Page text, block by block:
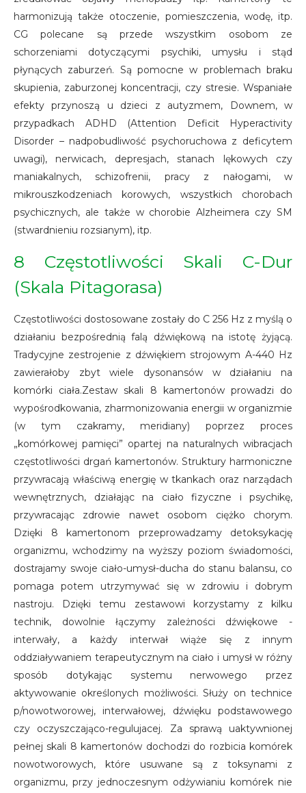
harmonizują także otoczenie, pomieszczenia, wodę, itp.
CG polecane są przede wszystkim osobom ze
schorzeniami dotyczącymi psychiki, umysłu i stąd
płynących zaburzeń. Są pomocne w problemach braku
skupienia, zaburzonej koncentracji, czy stresie. Wspaniałe
efekty przynoszą u dzieci z autyzmem, Downem, w
przypadkach ADHD (Attention Deficit Hyperactivity
Disorder – nadpobudliwość psychoruchowa z deficytem
uwagi), nerwicach, depresjach, stanach lękowych czy
maniakalnych, schizofrenii, pracy z nałogami, w
mikrouszkodzeniach korowych, wszystkich chorobach
psychicznych, ale także w chorobie Alzheimera czy SM
(stwardnieniu rozsianym), itp.
8 Częstotliwości Skali C-Dur
(Skala Pitagorasa)
Częstotliwości dostosowane zostały do C 256 Hz z myślą o
działaniu bezpośrednią falą dźwiękową na istotę żyjącą.
Tradycyjne zestrojenie z dźwiękiem strojowym A-440 Hz
zawierałoby zbyt wiele dysonansów w działaniu na
komórki ciała.Zestaw skali 8 kamertonów prowadzi do
wypośrodkowania, zharmonizowania energii w organizmie
(w tym czakramy, meridiany) poprzez proces
„komórkowej pamięci” opartej na naturalnych wibracjach
częstotliwości drgań kamertonów. Struktury harmoniczne
przywracają właściwą energię w tkankach oraz narządach
wewnętrznych, działając na ciało fizyczne i psychikę,
przywracając zdrowie nawet osobom ciężko chorym.
Dzięki 8 kamertonom przeprowadzamy detoksykację
organizmu, wchodzimy na wyższy poziom świadomości,
dostrajamy swoje ciało-umysł-ducha do stanu balansu, co
pomaga potem utrzymywać się w zdrowiu i dobrym
nastroju. Dzięki temu zestawowi korzystamy z kilku
technik, dowolnie łączymy zależności dźwiękowe -
interwały, a każdy interwał wiąże się z innym
oddziaływaniem terapeutycznym na ciało i umysł w różny
sposób dotykając systemu nerwowego przez
aktywowanie określonych możliwości. Służy on technice
p/nowotworowej, interwałowej, dźwięku podstawowego
czy oczyszczająco-regulujacej. Za sprawą uaktywnionej
pełnej skali 8 kamertonów dochodzi do rozbicia komórek
nowotworowych, które usuwane są z toksynami z
organizmu, przy jednoczesnym odżywianiu komórek nie